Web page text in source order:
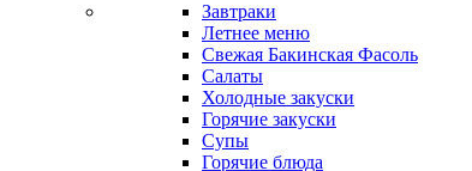
Завтраки
Летнее меню
Свежая Бакинская Фасоль
Салаты
Холодные закуски
Горячие закуски
Супы
Горячие блюда